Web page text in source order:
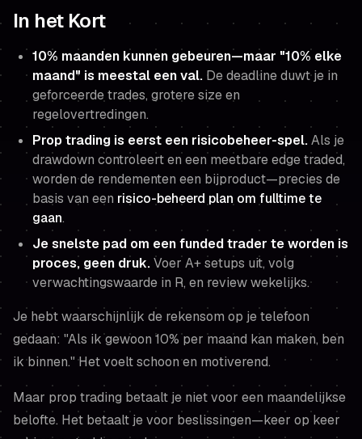
In het Kort
10% maanden kunnen gebeuren—maar "10% elke
maand" is meestal een val. De deadline duwt je in
geforceerde trades, grotere size en
regelovertredingen.
Prop trading is eerst een risicobeheer-spel.Als je
drawdown controleert en een meetbare edge traded,
worden de rendementen een bijproduct—precies de
basis van een risico-beheerd plan om fulltime te
gaan.
Je snelste pad om een funded trader te worden is
proces, geen druk.Voer A+ setups uit, volg
verwachtingswaarde in R, en review wekelijks.
Je hebt waarschijnlijk de rekensom op je telefoon
gedaan: "Als ik gewoon 10% per maand kan maken, ben
ik binnen."Het voelt schoon en motiverend.
Maar prop trading betaalt je niet voor een maandelijkse
belofte. Het betaalt je voor beslissingen—keer op keer